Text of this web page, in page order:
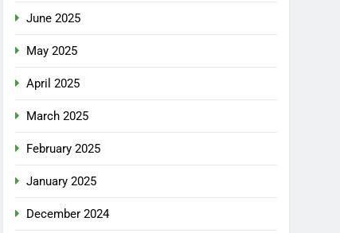
June 2025
May 2025
April 2025
March 2025
February 2025
January 2025
December 2024